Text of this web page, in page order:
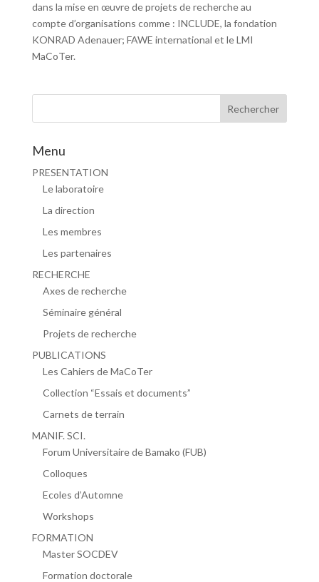
dans la mise en œuvre de projets de recherche au
compte d’organisations comme : INCLUDE, la fondation
KONRAD Adenauer; FAWE international et le LMI
MaCoTer.
Menu
PRESENTATION
Le laboratoire
La direction
Les membres
Les partenaires
RECHERCHE
Axes de recherche
Séminaire général
Projets de recherche
PUBLICATIONS
Les Cahiers de MaCoTer
Collection “Essais et documents”
Carnets de terrain
MANIF. SCI.
Forum Universitaire de Bamako (FUB)
Colloques
Ecoles d’Automne
Workshops
FORMATION
Master SOCDEV
Formation doctorale